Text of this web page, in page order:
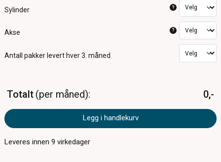
Sylinder ?
Akse ?
Antall pakker levert hver 3. måned
Totalt per måned 0,-
Legg i handlekurv
Leveres innen9 virkedager